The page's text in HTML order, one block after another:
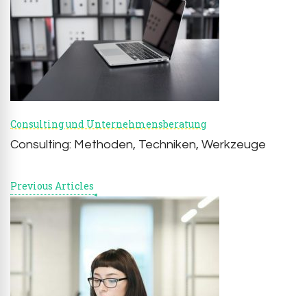
Navigation
Consulting und Unternehmensberatung
Consulting: Methoden, Techniken, Werkzeuge
Previous Articles